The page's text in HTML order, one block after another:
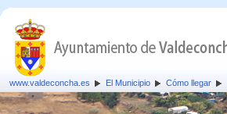
www.valdeconcha.es El Municipio Cómo llegar